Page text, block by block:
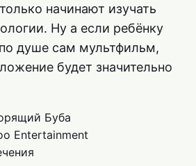
начинают изучать
Ну а если ребёнку
душе сам мультфильм,
будет значительно
Буба
Entertainment